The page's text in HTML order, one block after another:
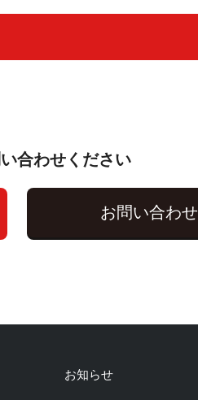
合わせください
お問い合わせ
お知らせ